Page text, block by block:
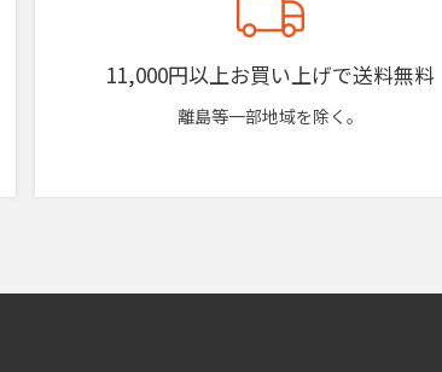
11,000円以上お買い上げで送料無料
離島等一部地域を除く。